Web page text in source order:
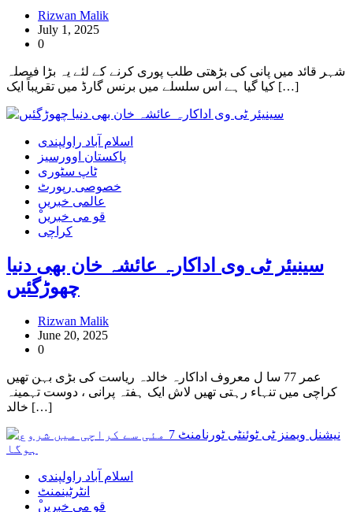
Rizwan Malik
July 1, 2025
0
شہر قائد میں‌ پانی کی بڑھتی طلب پوری کرنے کے لئے یہ بڑا فیصلہ
کیا گیا ہے اس سلسلے میں برنس گارڈ میں تقریباً ایک […]
اسلام آباد راولپندی
پاکستان اوورسیز
ٹاپ سٹوری
خصوصی رپورٹ
عالمی خبریں
ْقو می خبریں
کراچی
سینیئر ٹی وی اداکارہ عائشہ خان بھی دنیا
چھوڑگئیں
Rizwan Malik
June 20, 2025
0
عمر 77 سا ل معروف اداکارہ خالدہ ریاست کی بڑی بہن تھیں
کراچی میں تنہاء رہتی تھیں لاش ایک ہفتہ پرانی ، دوست تہمینہ
خالد […]
اسلام آباد راولپندی
انٹرٹینمنٹ
ْقو می خبریں